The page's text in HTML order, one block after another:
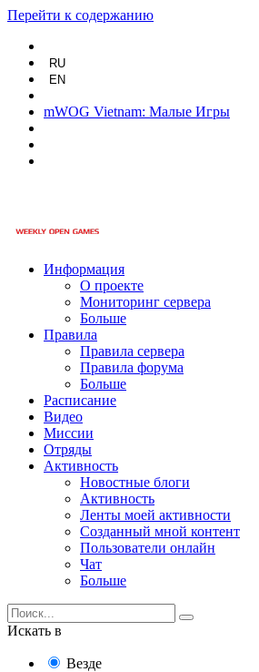
Перейти к содержанию
RU
EN
mWOG Vietnam: Малые Игры
Информация
О проекте
Мониторинг сервера
Больше
Правила
Правила сервера
Правила форума
Больше
Расписание
Видео
Миссии
Отряды
Активность
Новостные блоги
Активность
Ленты моей активности
Созданный мной контент
Пользователи онлайн
Чат
Больше
Искать в
Везде